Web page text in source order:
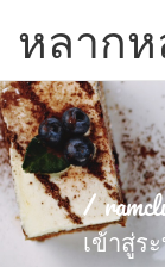
หลากห
เข้าสู่ร